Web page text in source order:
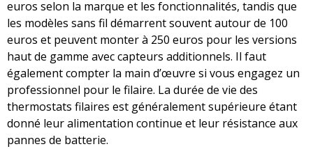
euros selon la marque et les fonctionnalités, tandis que
les modèles sans fil démarrent souvent autour de 100
euros et peuvent monter à 250 euros pour les versions
haut de gamme avec capteurs additionnels. Il faut
également compter la main d’œuvre si vous engagez un
professionnel pour le filaire. La durée de vie des
thermostats filaires est généralement supérieure étant
donné leur alimentation continue et leur résistance aux
pannes de batterie.